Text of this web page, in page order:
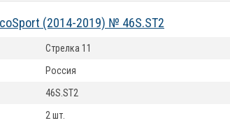
(2014-2019) № 46S.ST2
Стрелка 11
Россия
46S.ST2
2 шт.